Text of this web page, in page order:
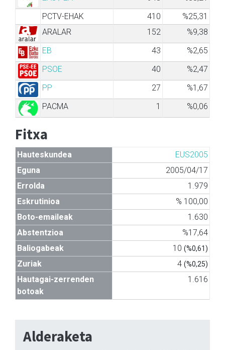
PCTV-EHAK
410
%25,31
ARALAR
152
%9,38
EB
43
%2,65
PSOE
40
%2,47
PP
27
%1,67
PACMA
1 %0,06
Fitxa
Hauteskundea
EUS2005
Eguna
2005/04/17
Errolda
1.979
Eskrutinioa
% 100,00
Boto-emaileak
1.630
Abstentzioa
%17,64
Baliogabeak
10 (%0,61)
Zuriak 4 (%0,25)
Hautagai-zerrenden
botoak
1.616
Alderaketa